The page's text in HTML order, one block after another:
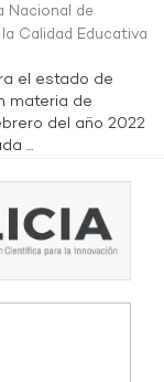
Nacional de
Calidad Educativa
el estado de
materia de
del año 2022
...